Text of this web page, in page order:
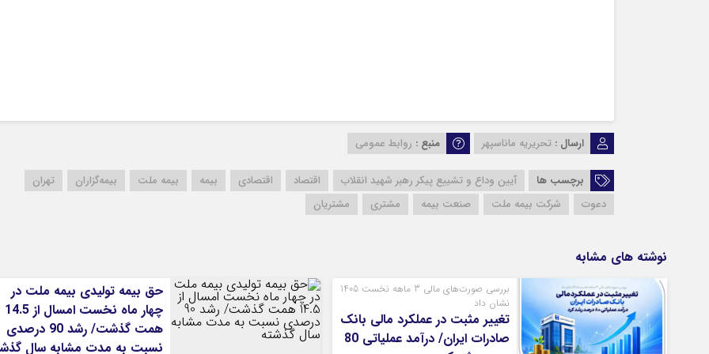
همدان
ارسال : تحریریه ماناسپهر منبع : روابط عمومی
برچسب ها آیین وداع و تشییع پیکر رهبر شهید انقلاب اقتصاد اقتصادی بیمه بیمه ملت بیمه‌گزاران
تهران
دعوت
شرکت بیمه ملت صنعت بیمه مشتری مشتریان
نوشته های مشابه
بررسی صورت‌های مالی 3 ماهه نخست 1405
نشان داد
تغییر مثبت در عملکرد مالی بانک
صادرات ایران/ درآمد عملیاتی 80
حق بیمه تولیدی بیمه ملت در
چهار ماه نخست امسال از 14.5
همت گذشت/ رشد 90 درصدی
نسبت به مدت مشابه سال